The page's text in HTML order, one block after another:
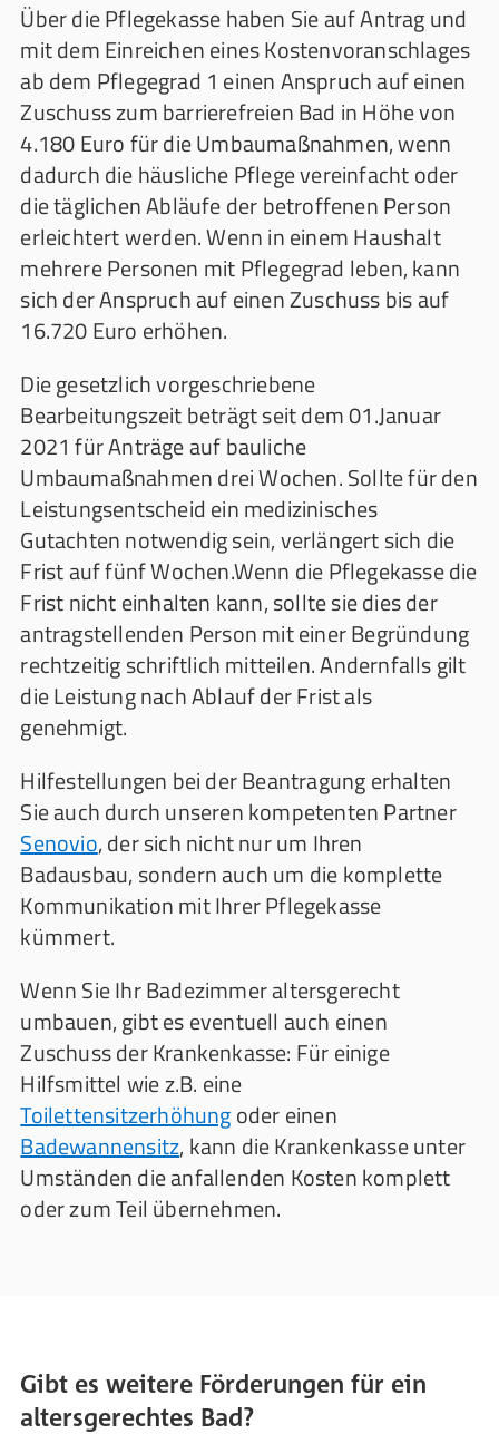
Über die Pflegekasse haben Sie auf Antrag und
mit dem Einreichen eines Kostenvoranschlages
ab dem Pflegegrad 1 einen Anspruch auf einen
Zuschuss zum barrierefreien Bad in Höhe von
4.180 Euro für die Umbaumaßnahmen, wenn
dadurch die häusliche Pflege vereinfacht oder
die täglichen Abläufe der betroffenen Person
erleichtert werden. Wenn in einem Haushalt
mehrere Personen mit Pflegegrad leben, kann
sich der Anspruch auf einen Zuschuss bis auf
16.720 Euro erhöhen.
Die gesetzlich vorgeschriebene
Bearbeitungszeit beträgt seit dem 01.Januar
2021 für Anträge auf bauliche
Umbaumaßnahmen drei Wochen. Sollte für den
Leistungsentscheid ein medizinisches
Gutachten notwendig sein, verlängert sich die
Frist auf fünf Wochen.Wenn die Pflegekasse die
Frist nicht einhalten kann, sollte sie dies der
antragstellenden Person mit einer Begründung
rechtzeitig schriftlich mitteilen. Andernfalls gilt
die Leistung nach Ablauf der Frist als
genehmigt.
Hilfestellungen bei der Beantragung erhalten
Sie auch durch unseren kompetenten Partner
Senovio, der sich nicht nur um Ihren
Badausbau, sondern auch um die komplette
Kommunikation mit Ihrer Pflegekasse
kümmert.
Wenn Sie Ihr Badezimmer altersgerecht
umbauen, gibt es eventuell auch einen
Zuschuss der Krankenkasse: Für einige
Hilfsmittel wie z.B. eine
Toilettensitzerhöhungoder einen
Badewannensitz, kann die Krankenkasse unter
Umständen die anfallenden Kosten komplett
oder zum Teil übernehmen.
Gibt es weitere Förderungen für ein
altersgerechtes Bad?